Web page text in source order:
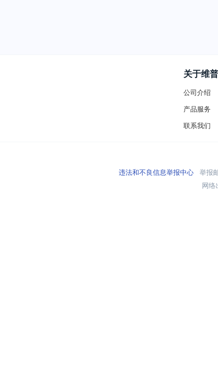
关于维普
公司介绍
产品服务
联系我们
违法和不良信息举报中心举报
网